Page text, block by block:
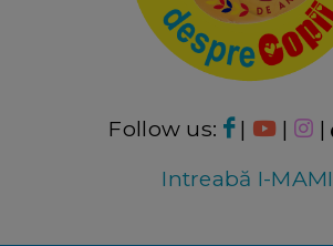
Follow us: | | |
Intreabă I-MAMI